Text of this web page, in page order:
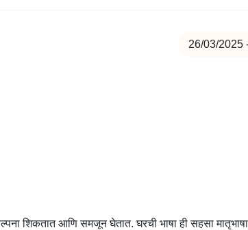
26/03/2025
आणि समजून घेतात. घरची भाषा ही सहसा मातृभाषा